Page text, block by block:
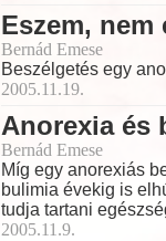
Eszem, nem
Bernád Emese
Beszélgetés egy
2005.11.19.
Anorexia és
Bernád Emese
Míg egy anorexiás
bulimia évekig is
tudja tartani
2005.11.9.